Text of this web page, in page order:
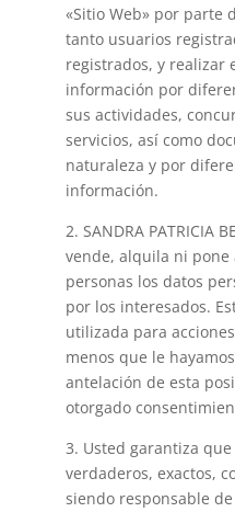
«Sitio Web» por parte
tanto usuarios
registrados, y realizar
información por
sus actividades,
servicios, así como
naturaleza y por
información.
2. SANDRA PATRICIA
vende, alquila ni pone
personas los datos
por los interesados.
utilizada para
menos que le
antelación de esta
otorgado
3. Usted garantiza
verdaderos, exactos,
siendo responsable